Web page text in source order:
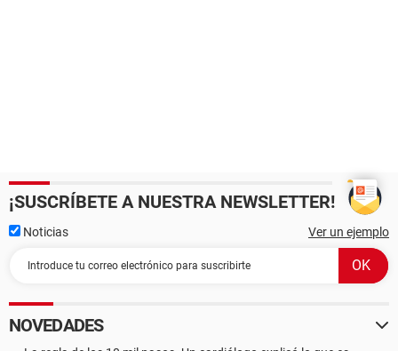
¡SUSCRÍBETE A NUESTRA NEWSLETTER!
Noticias Ver un ejemplo
NOVEDADES